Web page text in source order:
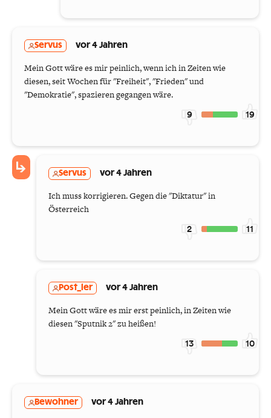
Servus vor 4 Jahren
Mein Gott wäre es mir peinlich, wenn ich in Zeiten wie
diesen, seit Wochen für "Freiheit", "Frieden" und
"Demokratie", spazieren gegangen wäre.
9 19
Servus vor 4 Jahren
Ich muss korrigieren. Gegen die "Diktatur" in
Österreich
2 11
Post_ler vor 4 Jahren
Mein Gott wäre es mir erst peinlich, in Zeiten wie
diesen "Sputnik 2" zu heißen!
13 10
Bewohner vor 4 Jahren